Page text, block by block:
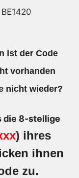
ist der Code
vorhanden
nicht wieder?
die 8-stellige
) ihres
ihnen
zu.